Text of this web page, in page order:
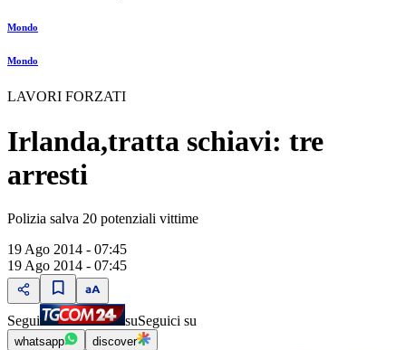
Mondo
Mondo
LAVORI FORZATI
Irlanda,tratta schiavi: tre
arresti
Polizia salva 20 potenziali vittime
19 Ago 2014 - 07:45
19 Ago 2014 - 07:45
Segui suSeguici su
whatsapp discover